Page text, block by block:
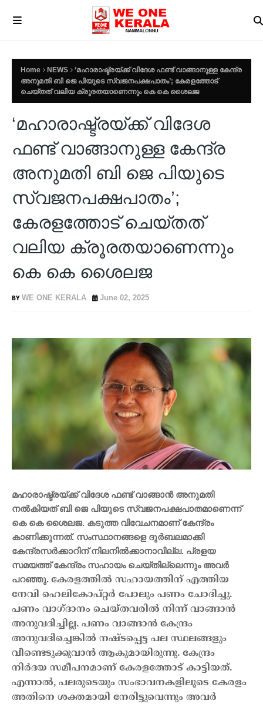
Home NEWS
‘മഹാരാഷ്ട്രയ്ക്ക് വിദേശ ഫണ്ട് വാങ്ങാനുള്ള കേന്ദ്ര
അനുമതി ബി ജെ പിയുടെ സ്വജനപക്ഷപാതം’; കേരളത്തോട്
ചെയ്തത് വലിയ ക്രൂരതയാണെന്നും കെ കെ ശൈലജ
‘മഹാരാഷ്ട്രയ്ക്ക് വിദേശ
ഫണ്ട് വാങ്ങാനുള്ള കേന്ദ്ര
അനുമതി ബി ജെ പിയുടെ
സ്വജനപക്ഷപാതം’;
കേരളത്തോട് ചെയ്തത്
വലിയ ക്രൂരതയാണെന്നും
കെ കെ ശൈലജ
WE ONE KERALA June 02, 2025
മഹാരാഷ്ട്രയ്ക്ക് വിദേശ ഫണ്ട് വാങ്ങാന്‍ അനുമതി
നല്‍കിയത് ബി ജെ പിയുടെ സ്വജനപക്ഷപാതമാണെന്ന്
കെ കെ ശൈലജ. കടുത്ത വിവേചനമാണ് കേന്ദ്രം
കാണിക്കുന്നത്. സംസ്ഥാനങ്ങളെ ദുര്‍ബലമാക്കി
കേന്ദ്രസര്‍ക്കാറിന് നിലനില്‍ക്കാനാവില്ല. പ്രളയ
സമയത്ത് കേന്ദ്രം സഹായം ചെയ്തില്ലെന്നും അവർ
പറഞ്ഞു. കേരളത്തിൽ സഹായത്തിന് എത്തിയ
നേവി ഹെലികോപ്റ്റര്‍ പോലും പണം ചോദിച്ചു.
പണം വാഗ്ദാനം ചെയ്തവരില്‍ നിന്ന് വാങ്ങാന്‍
അനുവദിച്ചില്ല. പണം വാങ്ങാന്‍ കേന്ദ്രം
അനുവദിച്ചെങ്കില്‍ നഷ്ടപ്പെട്ട പല സ്ഥലങ്ങളും
വീണ്ടെടുക്കുവാന്‍ ആകുമായിരുന്നു. കേന്ദ്രം
നിര്‍ദയ സമീപനമാണ് കേരളത്തോട് കാട്ടിയത്.
എന്നാൽ, പലരുടെയും സംഭാവനകളിലൂടെ കേരളം
അതിനെ ശക്തമായി നേരിട്ടുവെന്നും അവർ